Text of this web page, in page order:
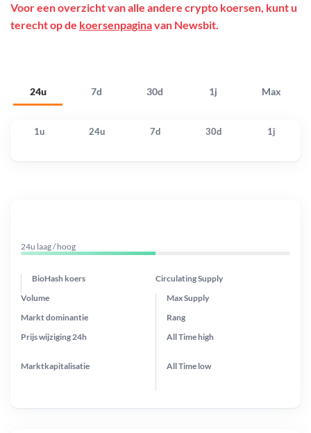
24u 7d 30d 1j Max
Voor een overzicht van alle andere crypto koersen, kunt u
terecht op de koersenpaginavan Newsbit.
1u 24u 7d 30d 1j
24u laag / hoog
BioHash koers Circulating Supply
Prijs wijziging 24h
Max Supply
Markt dominantie
Marktkapitalisatie
Volume
Rang
All Timehigh
All Time low